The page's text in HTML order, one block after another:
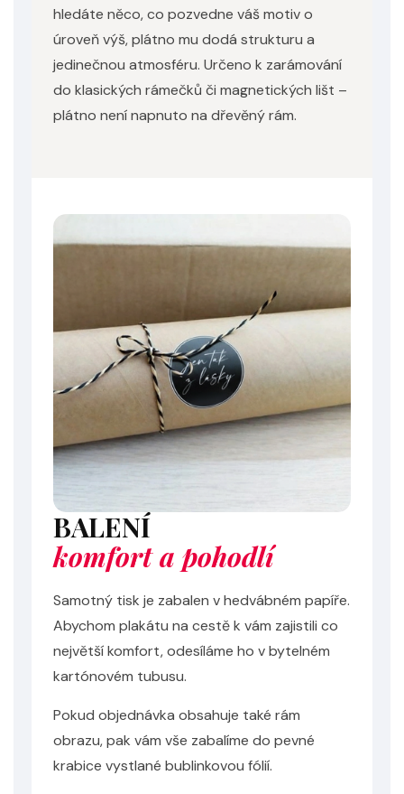
hledáte něco, co pozvedne váš motiv o
úroveň výš, plátno mu dodá strukturu a
jedinečnou atmosféru. Určeno k zarámování
do klasických rámečků či magnetických lišt –
plátno není napnuto na dřevěný rám.
BALENÍ
komfort a pohodlí
Samotný tisk je zabalen v hedvábném papíře.
Abychom plakátu na cestě k vám zajistili co
největší komfort, odesíláme ho v bytelném
kartónovém tubusu.
Pokud objednávka obsahuje také rám
obrazu, pak vám vše zabalíme do pevné
krabice vystlané bublinkovou fólií.